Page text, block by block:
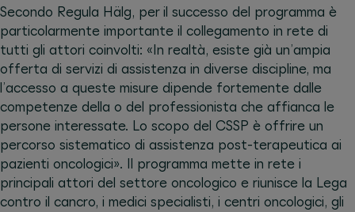
Secondo Regula Hälg, per il successo del programma è
particolarmente importante il collegamento in rete di
tutti gli attori coinvolti: «In realtà, esiste già un’ampia
offerta di servizi di assistenza in diverse discipline, ma
l’accesso a queste misure dipende fortemente dalle
competenze della o del professionista che affianca le
persone interessate. Lo scopo del CSSP è offrire un
percorso sistematico di assistenza post-terapeutica ai
pazienti oncologici». Il programma mette in rete i
principali attori del settore oncologico e riunisce la Lega
contro il cancro, i medici specialisti, i centri oncologici, gli